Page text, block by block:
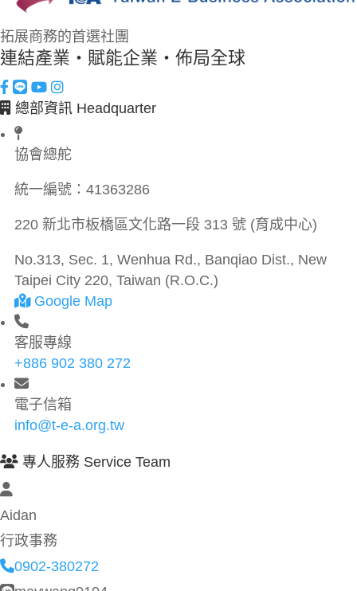
拓展商務的首選社團
連結產業・賦能企業・佈局全球
總部資訊 Headquarter
協會總舵
統一編號： 41363286
220 新北市板橋區文化路一段 313 號 (育成中心)
No.313, Sec. 1, Wenhua Rd., Banqiao Dist., New
Taipei City 220, Taiwan (R.O.C.)
Google Map
客服專線
+886 902 380 272
電子信箱
info@t-e-a.org.tw
專人服務 Service Team
Aidan
行政事務
0902-380272